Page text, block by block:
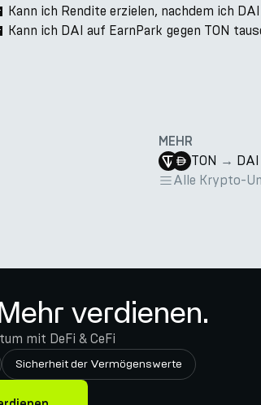
Kann ich Rendite erzielen, nachdem ich
Kann ich DAI auf EarnPark gegen TON
MEHR
TON → DAI
Alle Krypto-
verdienen.
mit DeFi & CeFi
Sicherheit der Vermögenswerte